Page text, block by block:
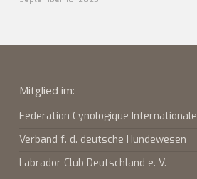
Mitglied im:
Federation Cynologique Internationale
Verband f. d. deutsche Hundewesen
Labrador Club Deutschland e. V.